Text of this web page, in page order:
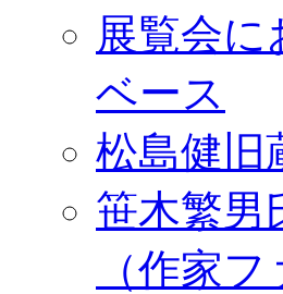
展覧会
ベース
松島健旧
笹木繁男
（作家フ